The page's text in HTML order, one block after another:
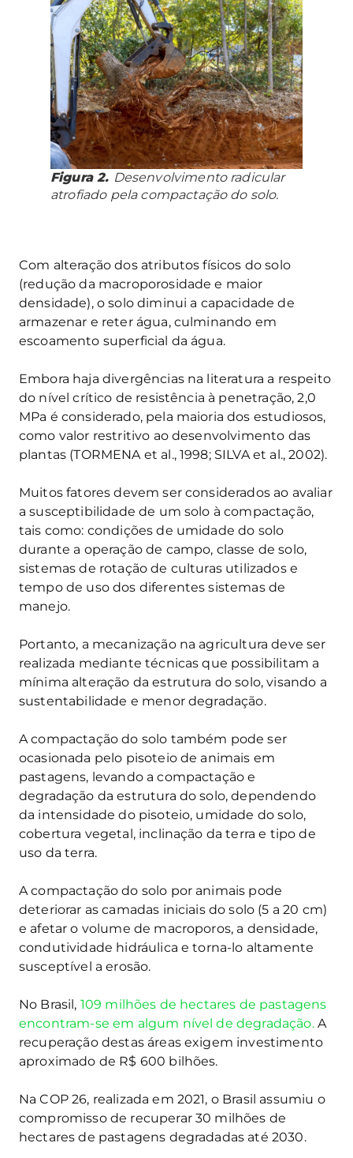
Figura 2. Desenvolvimento radicular
atrofiado pela compactação do solo.
Com alteração dos atributos físicos do solo
(redução da macroporosidade e maior
densidade), o solo diminui a capacidade de
armazenar e reter água, culminando em
escoamento superficial da água.
Embora haja divergências na literatura a respeito
do nível crítico de resistência à penetração, 2,0
MPa é considerado, pela maioria dos estudiosos,
como valor restritivo ao desenvolvimento das
plantas (TORMENA et al., 1998; SILVA et al., 2002).
Muitos fatores devem ser considerados ao avaliar
a susceptibilidade de um solo à compactação,
tais como: condições de umidade do solo
durante a operação de campo, classe de solo,
sistemas de rotação de culturas utilizados e
tempo de uso dos diferentes sistemas de
manejo.
Portanto, a mecanização na agricultura deve ser
realizada mediante técnicas que possibilitam a
mínima alteração da estrutura do solo, visando a
sustentabilidade e menor degradação.
A compactação do solo também pode ser
ocasionada pelo pisoteio de animais em
pastagens, levando a compactação e
degradação da estrutura do solo, dependendo
da intensidade do pisoteio, umidade do solo,
cobertura vegetal, inclinação da terra e tipo de
uso da terra.
A compactação do solo por animais pode
deteriorar as camadas iniciais do solo (5 a 20 cm)
e afetar o volume de macroporos, a densidade,
condutividade hidráulica e torna-lo altamente
susceptível a erosão.
No Brasil, 109 milhões de hectares de pastagens
encontram-se em algum nível de degradação.A
recuperação destas áreas exigem investimento
aproximado de R$ 600 bilhões.
Na COP 26, realizada em 2021, o Brasil assumiu o
compromisso de recuperar 30 milhões de
hectares de pastagens degradadas até 2030.